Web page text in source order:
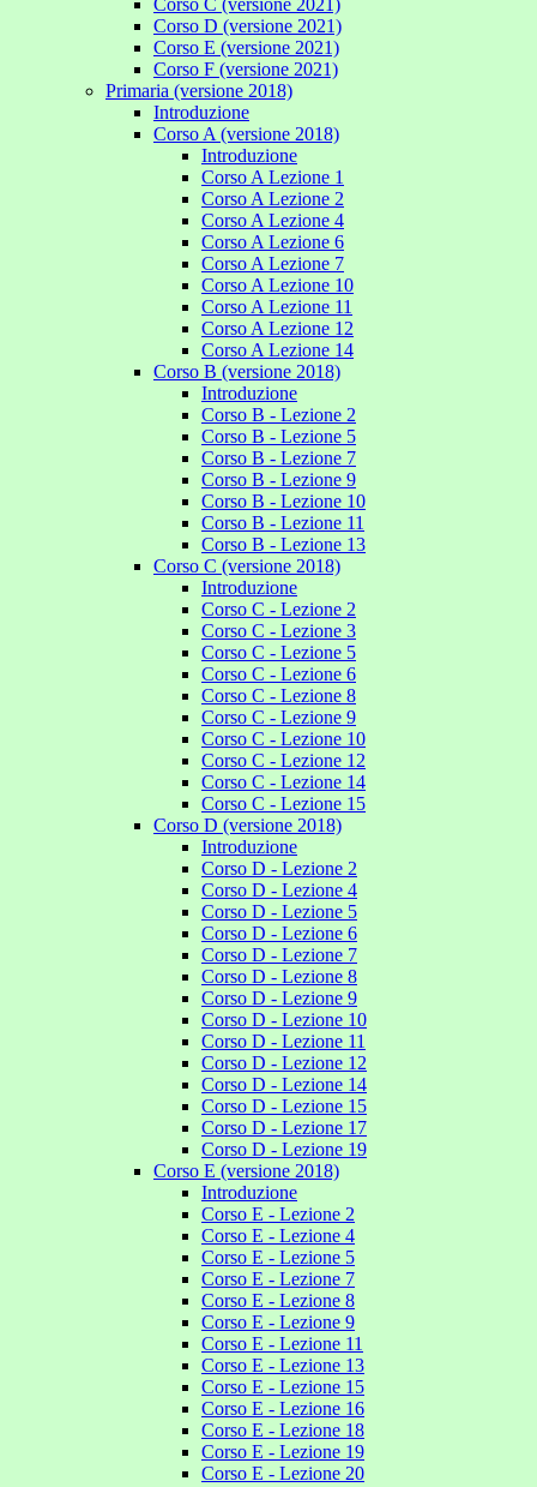
Corso C (versione 2021)
Corso D (versione 2021)
Corso E (versione 2021)
Corso F (versione 2021)
Primaria (versione 2018)
Introduzione
Corso A (versione 2018)
Introduzione
Corso A Lezione 1
Corso A Lezione 2
Corso A Lezione 4
Corso A Lezione 6
Corso A Lezione 7
Corso A Lezione 10
Corso A Lezione 11
Corso A Lezione 12
Corso A Lezione 14
Corso B (versione 2018)
Introduzione
Corso B - Lezione 2
Corso B - Lezione 5
Corso B - Lezione 7
Corso B - Lezione 9
Corso B - Lezione 10
Corso B - Lezione 11
Corso B - Lezione 13
Corso C (versione 2018)
Introduzione
Corso C - Lezione 2
Corso C - Lezione 3
Corso C - Lezione 5
Corso C - Lezione 6
Corso C - Lezione 8
Corso C - Lezione 9
Corso C - Lezione 10
Corso C - Lezione 12
Corso C - Lezione 14
Corso C - Lezione 15
Corso D (versione 2018)
Introduzione
Corso D - Lezione 2
Corso D - Lezione 4
Corso D - Lezione 5
Corso D - Lezione 6
Corso D - Lezione 7
Corso D - Lezione 8
Corso D - Lezione 9
Corso D - Lezione 10
Corso D - Lezione 11
Corso D - Lezione 12
Corso D - Lezione 14
Corso D - Lezione 15
Corso D - Lezione 17
Corso D - Lezione 19
Corso E (versione 2018)
Introduzione
Corso E - Lezione 2
Corso E - Lezione 4
Corso E - Lezione 5
Corso E - Lezione 7
Corso E - Lezione 8
Corso E - Lezione 9
Corso E - Lezione 11
Corso E - Lezione 13
Corso E - Lezione 15
Corso E - Lezione 16
Corso E - Lezione 18
Corso E - Lezione 19
Corso E - Lezione 20